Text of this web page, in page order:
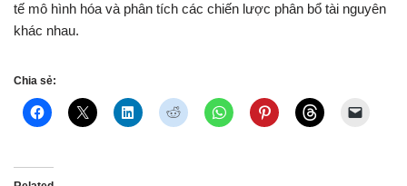
tế mô hình hóa và phân tích các chiến lược phân bổ tài nguyên
khác nhau.
Chia sẻ: